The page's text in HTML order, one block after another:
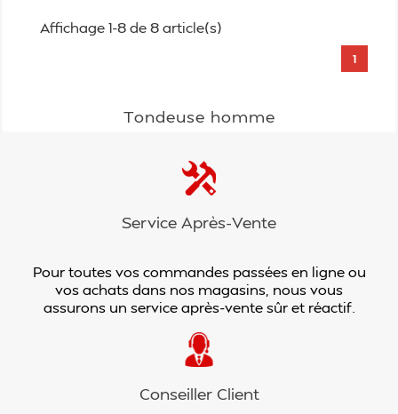
Affichage 1-8 de 8 article(s)
1
Tondeuse homme
Service Après-Vente
Pour toutes vos commandes passées en ligne ou
vos achats dans nos magasins, nous vous
assurons un service après-vente sûr et réactif.
Conseiller Client